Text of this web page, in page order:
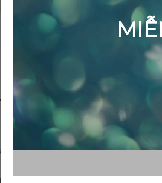
CTS 84.1
TNHH GẠCH
Lát, Xã Đức Chánh, Huyện Mộ